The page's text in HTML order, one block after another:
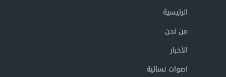
الرئيسية
من نحن
الأخبار
اصوات نسائية